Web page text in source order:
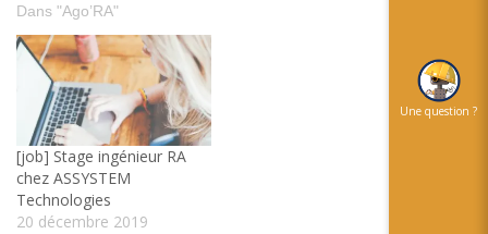
Dans "Ago’RA"
[job] Stage ingénieur RA
chez ASSYSTEM
Technologies
20 décembre 2019
Une question ?